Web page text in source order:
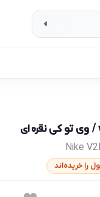
نقره ای
Nike